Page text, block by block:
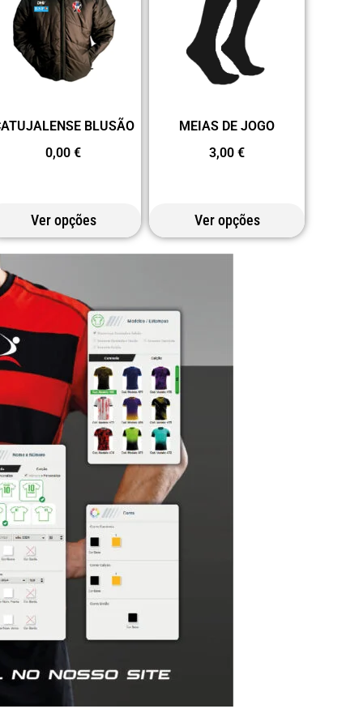
BLUSÃO
0,00€
Ver opções
MEIAS DE JOGO
3,00€
Ver opções